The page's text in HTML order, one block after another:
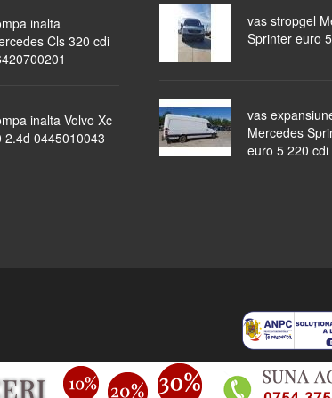
inalta
Cls 320 cdi
inalta Volvo Xc
2.4d 0445010043
vas stropgel
Sprinter euro
vas
Mercedes
euro 5 220 cdi
piese auto masini dezmembrate ocazii lichidari